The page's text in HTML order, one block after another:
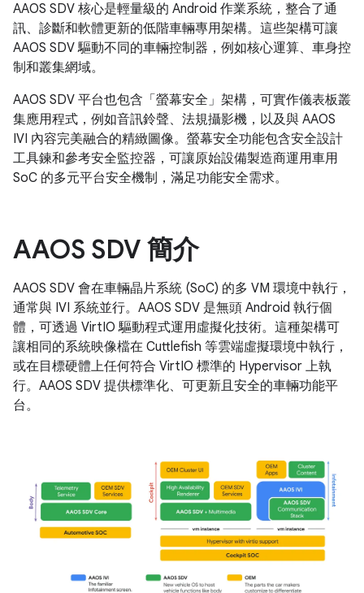
AAOS SDV 核心是輕量級的 Android 作業系統，整合了通
訊、診斷和軟體更新的低階車輛專用架構。這些架構可讓
AAOS SDV 驅動不同的車輛控制器，例如核心運算、車身控
制和叢集網域。
AAOS SDV 平台也包含「螢幕安全」架構，可實作儀表板叢
集應用程式，例如音訊鈴聲、法規攝影機，以及與 AAOS
IVI 內容完美融合的精緻圖像。螢幕安全功能包含安全設計
工具鍊和參考安全監控器，可讓原始設備製造商運用車用
SoC 的多元平台安全機制，滿足功能安全需求。
AAOS SDV 簡介
AAOS SDV 會在車輛晶片系統 (SoC) 的多 VM 環境中執行，
通常與 IVI 系統並行。AAOS SDV 是無頭 Android 執行個
體，可透過 VirtIO 驅動程式運用虛擬化技術。這種架構可
讓相同的系統映像檔在 Cuttlefish 等雲端虛擬環境中執行，
或在目標硬體上任何符合 VirtIO 標準的 Hypervisor 上執
行。AAOS SDV 提供標準化、可更新且安全的車輛功能平
台。